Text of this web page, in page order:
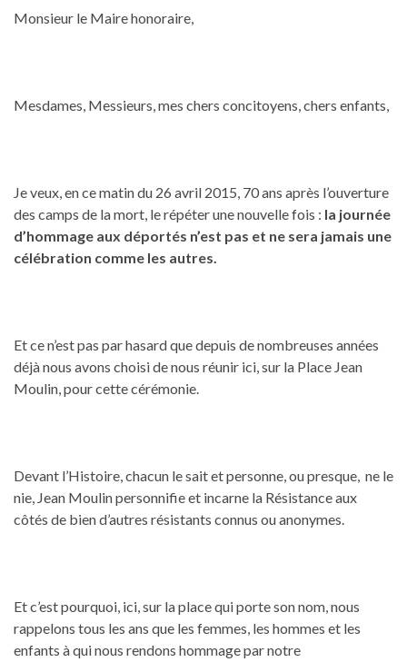
Monsieur le Maire honoraire,
Mesdames, Messieurs, mes chers concitoyens, chers enfants,
Je veux, en ce matin du 26 avril 2015, 70 ans après l’ouverture
des camps de la mort, le répéter une nouvelle fois : la journée
d’hommage aux déportés n’est pas et ne sera jamais une
célébration comme les autres.
Et ce n’est pas par hasard que depuis de nombreuses années
déjà nous avons choisi de nous réunir ici, sur la Place Jean
Moulin, pour cette cérémonie.
Devant l’Histoire, chacun le sait et personne, ou presque, ne le
nie, Jean Moulin personnifie et incarne la Résistance aux
côtés de bien d’autres résistants connus ou anonymes.
Et c’est pourquoi, ici, sur la place qui porte son nom, nous
rappelons tous les ans que les femmes, les hommes et les
enfants à qui nous rendons hommage par notre